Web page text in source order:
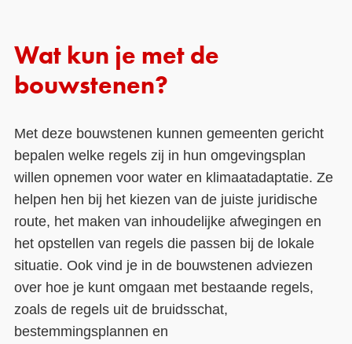
Wat kun je met de
bouwstenen?
Met deze bouwstenen kunnen gemeenten gericht
bepalen welke regels zij in hun omgevingsplan
willen opnemen voor water en klimaatadaptatie. Ze
helpen hen bij het kiezen van de juiste juridische
route, het maken van inhoudelijke afwegingen en
het opstellen van regels die passen bij de lokale
situatie. Ook vind je in de bouwstenen adviezen
over hoe je kunt omgaan met bestaande regels,
zoals de regels uit de bruidsschat,
bestemmingsplannen en